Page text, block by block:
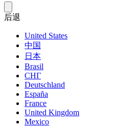
后退
United States
中国
日本
Brasil
СНГ
Deutschland
España
France
United Kingdom
Mexico